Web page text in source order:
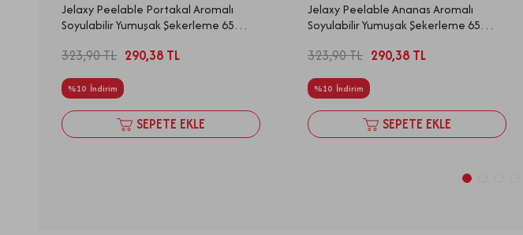
Jelaxy Peelable Portakal Aromalı
Soyulabilir Yumuşak Şekerleme 65
323,90TL 290,38 TL
%10 İndirim
SEPETE EKLE
Jelaxy Peelable Ananas Aromalı
Soyulabilir Yumuşak Şekerleme 65
323,90TL 290,38 TL
%10 İndirim
SEPETE EKLE